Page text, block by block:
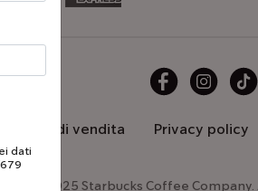
dati
di vendita Privacy policy
©2025 Starbucks Coffee Company.